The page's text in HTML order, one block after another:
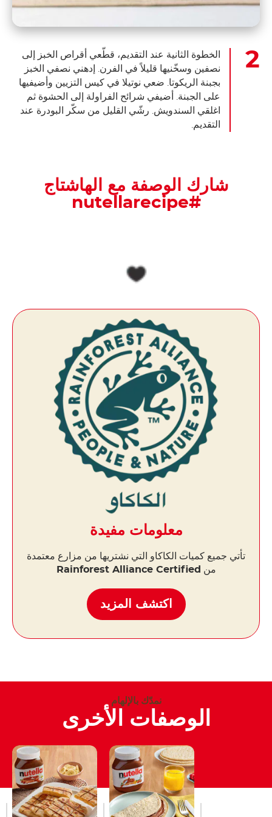
الخطوة الثانية عند التقديم، قطّعي أقراص الخبز إلى
نصفين وسخّنيها قليلاً في الفرن. إدهني نصفي الخبز
بجبنة الريكوتا. ضعي نوتيلا في كيس التزيين وأضيفيها
على الجبنة. أضيفي شرائح الفراولة إلى الحشوة ثم
اغلقي السندويش. رشّي القليل من سكّر البودرة عند
التقديم.
شارك الوصفة مع الهاشتاج
#nutellarecipe
معلومات مفيدة
تأتي جميع كميات الكاكاو التي نشتريها من مزارع معتمدة
من Rainforest Alliance Certified
اكتشف المزيد
نمدّك بالإلهام
الوصفات الأخرى